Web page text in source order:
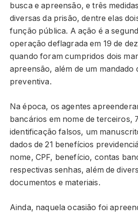
busca e apreensão, e três
diversas da prisão, dentre elas
função pública. A ação é a
operação deflagrada em 19 de
quando foram cumpridos dois
apreensão, além de um mandado
preventiva.
Na época, os agentes
bancários em nome de terceiros,
identificação falsos, um
dados de 21 benefícios
nome, CPF, benefício, contas
respectivas senhas, além de
documentos e materiais.
Ainda, naquela ocasião foi